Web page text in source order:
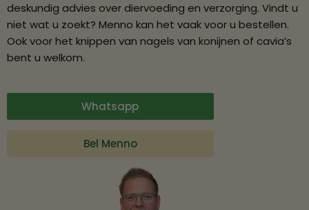
deskundig advies over diervoeding en verzorging. Vindt u
niet wat u zoekt? Menno kan het vaak voor u bestellen.
Ook voor het knippen van nagels van konijnen of cavia’s
bent u welkom.
Whatsapp
Bel Menno